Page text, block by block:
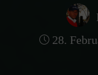
28.